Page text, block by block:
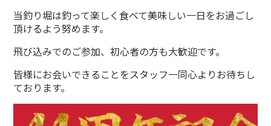
当釣り堀は釣って楽しく食べて美味しい一日をお過ごし
頂けるよう努めます。
飛び込みでのご参加、初心者の方も大歓迎です。
皆様にお会いできることをスタッフ一同心よりお待ちし
ております。